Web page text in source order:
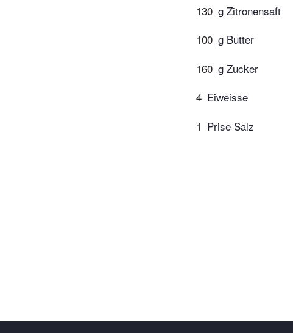
130 g Zitronensaft
100 g Butter
160 g Zucker
4 Eiweisse
1 Prise Salz